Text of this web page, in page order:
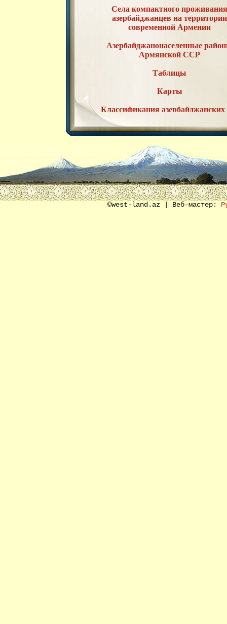
Села компактного
азербайджанцев на территории
современной Армении
Азербайджанонаселенные
Армянской ССР
Таблицы
Карты
Классификация азербайджанских
Список литературы
©west-land.az | Веб-мастер: